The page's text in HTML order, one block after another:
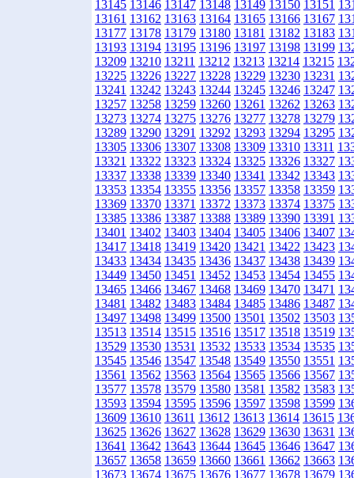
13145 13146 13147 13148 13149 13150 13151
13161 13162 13163 13164 13165 13166 13167
13177 13178 13179 13180 13181 13182 13183
13193 13194 13195 13196 13197 13198 13199
13209 13210 13211 13212 13213 13214 13215
13225 13226 13227 13228 13229 13230 13231
13241 13242 13243 13244 13245 13246 13247
13257 13258 13259 13260 13261 13262 13263
13273 13274 13275 13276 13277 13278 13279
13289 13290 13291 13292 13293 13294 13295
13305 13306 13307 13308 13309 13310 13311
13321 13322 13323 13324 13325 13326 13327
13337 13338 13339 13340 13341 13342 13343
13353 13354 13355 13356 13357 13358 13359
13369 13370 13371 13372 13373 13374 13375
13385 13386 13387 13388 13389 13390 13391
13401 13402 13403 13404 13405 13406 13407
13417 13418 13419 13420 13421 13422 13423
13433 13434 13435 13436 13437 13438 13439
13449 13450 13451 13452 13453 13454 13455
13465 13466 13467 13468 13469 13470 13471
13481 13482 13483 13484 13485 13486 13487
13497 13498 13499 13500 13501 13502 13503
13513 13514 13515 13516 13517 13518 13519
13529 13530 13531 13532 13533 13534 13535
13545 13546 13547 13548 13549 13550 13551
13561 13562 13563 13564 13565 13566 13567
13577 13578 13579 13580 13581 13582 13583
13593 13594 13595 13596 13597 13598 13599
13609 13610 13611 13612 13613 13614 13615
13625 13626 13627 13628 13629 13630 13631
13641 13642 13643 13644 13645 13646 13647
13657 13658 13659 13660 13661 13662 13663
13673 13674 13675 13676 13677 13678 13679